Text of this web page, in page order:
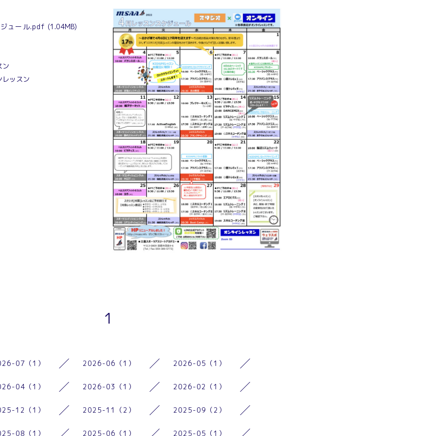
ュール.pdf (1.04MB)
ン
ッスン
1
07（1） 2026-06（1） 2026-05（1）
04（1） 2026-03（1） 2026-02（1）
12（1） 2025-11（2） 2025-09（2）
08（1） 2025-06（1） 2025-05（1）